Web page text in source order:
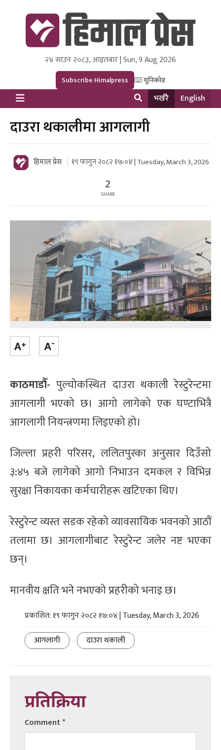
Himal Press
Dot NewsyNepal Media and Research Pvt Ltd.
२४ साउन २०८३, आइतबार | Sun, 9 Aug 2026
Subscribe Himalpress युनिकोड
भर्खरै English
दाउरा थकालीमा आगलागी
हिमाल प्रेस १९ फागुन २०८२ १७:०४ | Tuesday, March 3, 2026
2
SHARE
काठमाडौँ- पुल्चोकस्थित दाउरा थकाली रेस्टुरेन्टमा
आगलागी भएको छ। आगो लागेको एक घण्टाभित्रै
आगलागी नियन्त्रणमा लिइएको हो।
जिल्ला प्रहरी परिसर, ललितपुरका अनुसार दिउँसो
३:४५ बजे लागेको आगो निभाउन दमकल र विभिन्न
सुरक्षा निकायका कर्मचारीहरू खटिएका थिए।
रेस्टुरेन्ट व्यस्त सडक रहेको व्यावसायिक भवनको आठौं
तलामा छ। आगलागीबाट रेस्टुरेन्ट जलेर नष्ट भएका
छन्।
मानवीय क्षति भने नभएको प्रहरीको भनाइ छ।
प्रकाशित: १९ फागुन २०८२ १७:०४ | Tuesday, March 3, 2026
आगलागी
दाउरा थकाली
प्रतिक्रिया
Comment*